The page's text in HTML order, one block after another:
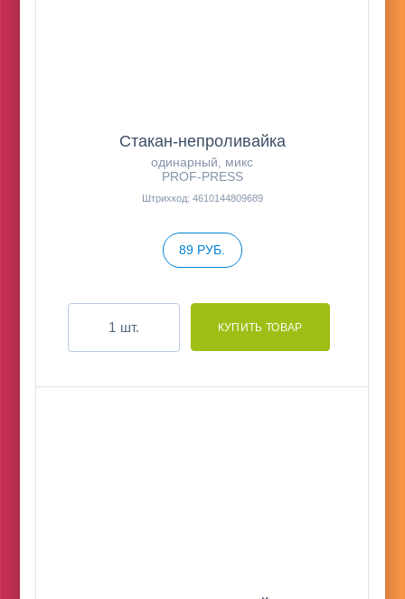
Стакан-непроливайка
одинарный, микс
PROF-PRESS
Штрихкод: 4610144809689
89 РУБ.
шт.